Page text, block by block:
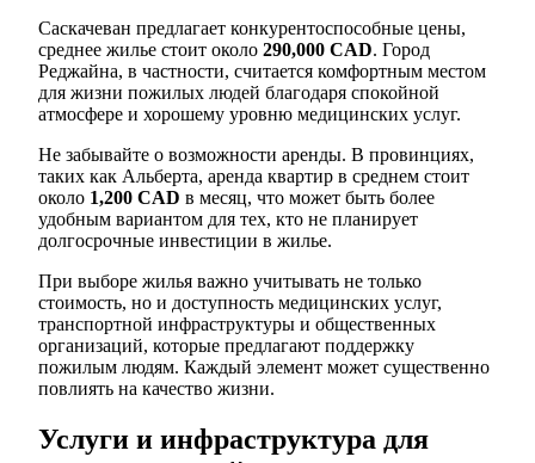
Саскачеван предлагает конкурентоспособные цены,
среднее жилье стоит около 290,000 CAD. Город
Реджайна, в частности, считается комфортным местом
для жизни пожилых людей благодаря спокойной
атмосфере и хорошему уровню медицинских услуг.
Не забывайте о возможности аренды. В провинциях,
таких как Альберта, аренда квартир в среднем стоит
около 1,200 CAD в месяц, что может быть более
удобным вариантом для тех, кто не планирует
долгосрочные инвестиции в жилье.
При выборе жилья важно учитывать не только
стоимость, но и доступность медицинских услуг,
транспортной инфраструктуры и общественных
организаций, которые предлагают поддержку
пожилым людям. Каждый элемент может существенно
повлиять на качество жизни.
Услуги и инфраструктура для